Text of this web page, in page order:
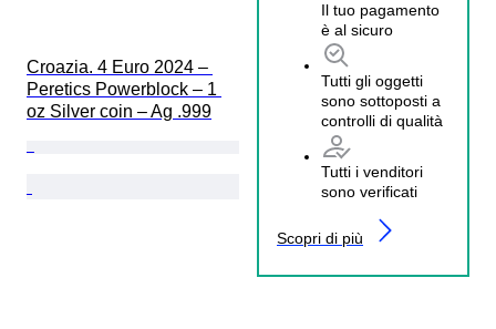
Il tuo pagamento
è al sicuro
Tutti gli oggetti
sono sottoposti a
controlli di qualità
Tutti i venditori
sono verificati
Scopri di più
Croazia. 4 Euro 2024 –
Peretics Powerblock – 1
oz Silver coin – Ag .999